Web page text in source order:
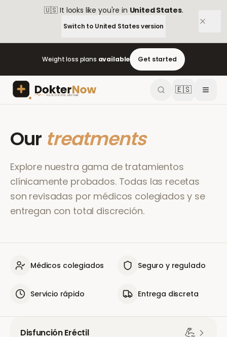
🇺🇸 It looks like you're in United States.
Switch to United Statesversion
Weight loss plans available Get started
🇪🇸
Our treatments
Explore nuestra gama de tratamientos
clínicamente probados. Todas las recetas
son revisadas por médicos colegiados y se
entregan con total discreción.
Médicos colegiados Seguro y regulado
Servicio rápido Entrega discreta
Disfunción Eréctil 💪